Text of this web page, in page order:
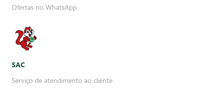
Ofertas no WhatsApp
SAC
Serviço de atendimento ao cliente